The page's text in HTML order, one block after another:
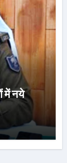
में नये